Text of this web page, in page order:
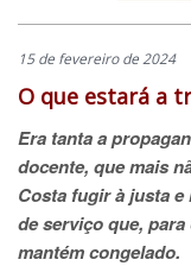
15 de fevereiro de 2024
O que estará a
Era tanta a
docente, que mais
Costa fugir à justa
de serviço que,
mantém congelado.